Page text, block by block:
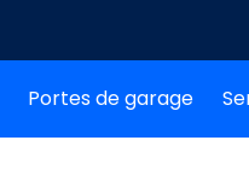
Portes de garage